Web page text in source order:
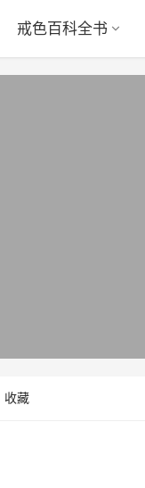
戒色百科全书
收藏